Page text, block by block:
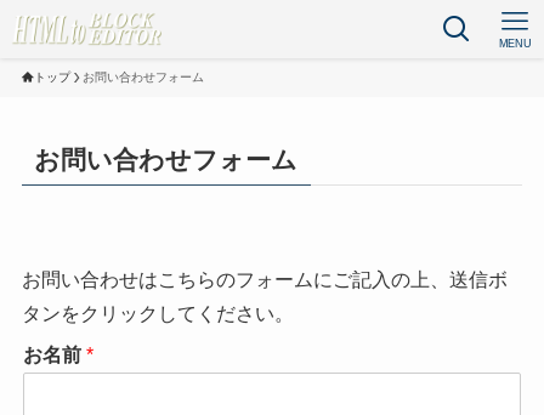
MENU
トップ お問い合わせフォーム
お問い合わせフォーム
お問い合わせはこちらのフォームにご記入の上、送信ボ
タンをクリックしてください。
お名前 *